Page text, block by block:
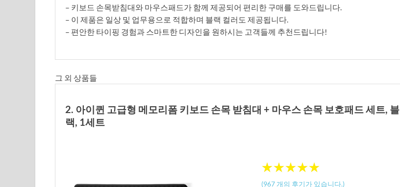
– 키보드 손목받침대와 마우스패드가 함께 제공되어 편리한 구매를 도와드립니다.
– 이 제품은 일상 및 업무용으로 적합하며 블랙 컬러도 제공됩니다.
– 편안한 타이핑 경험과 스마트한 디자인을 원하시는 고객들께 추천드립니다!
그 외 상품들
2. 아이퀸 고급형 메모리폼 키보드 손목 받침대 + 마우스 손목 보호패드 세트, 블
랙, 1세트
★★★★★
★★★★★
(967 개의 후기가 있습니다.)